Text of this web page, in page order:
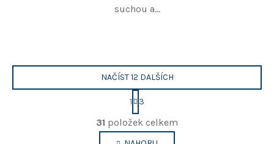
suchou a...
O
v
NAČÍST 12 DALŠÍCH
S
t
r
á
1 3
31 položek celkem